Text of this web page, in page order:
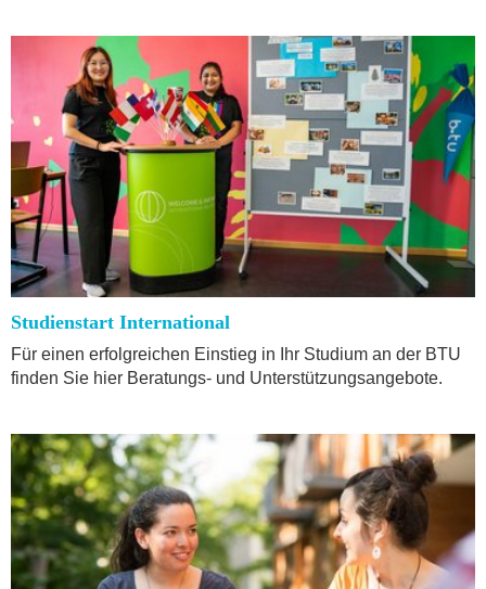
Studienstart International
Für einen erfolgreichen Einstieg in Ihr Studium an der BTU
finden Sie hier Beratungs- und Unterstützungsangebote.